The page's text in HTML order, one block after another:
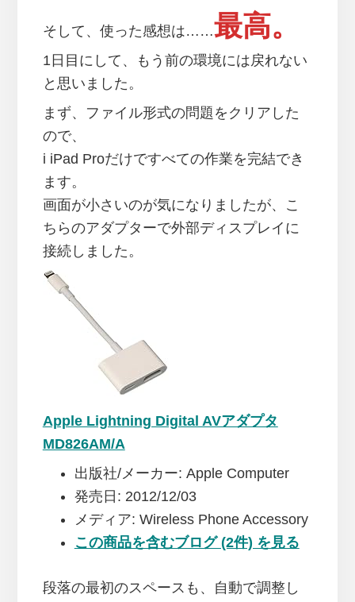
そして、使った感想は……最高。
1日目にして、もう前の環境には戻れない
と思いました。
まず、ファイル形式の問題をクリアした
ので、
i iPad Proだけですべての作業を完結でき
ます。
画面が小さいのが気になりましたが、こ
ちらのアダプターで外部ディスプレイに
接続しました。
Apple Lightning Digital AVアダプタ
MD826AM/A
出版社/メーカー: Apple Computer
発売日: 2012/12/03
メディア: Wireless Phone Accessory
この商品を含むブログ (2件) を見る
段落の最初のスペースも、自動で調整し